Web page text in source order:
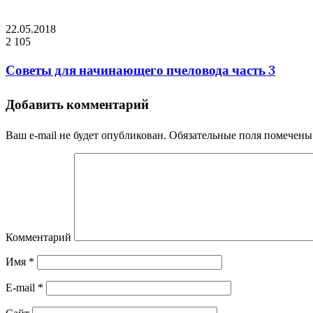
22.05.2018
2 105
Советы для начинающего пчеловода часть 3
Добавить комментарий
Ваш e-mail не будет опубликован. Обязательные поля
Комментарий
Имя *
E-mail *